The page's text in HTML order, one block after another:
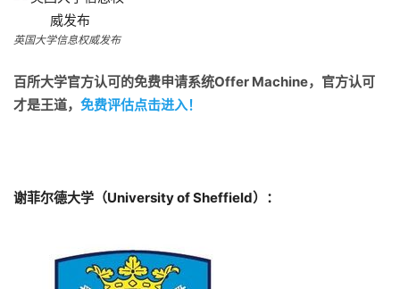
英国大学信息权威发布
百所大学官方认可的免费申请系统Offer Machine，官方认可
才是王道， 免费评估点击进入！
谢菲尔德大学（University of Sheffield）：